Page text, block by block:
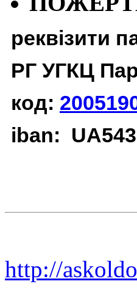
реквізити
РГ УГКЦ
код:
iban:
http://